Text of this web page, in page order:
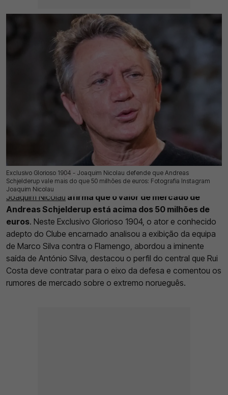
Exclusivo Glorioso 1904 - Joaquim Nicolau defende que Andreas
Schjelderup vale mais do que 50 milhões de euros: Fotografia Instagram
Joaquim Nicolau
16 Jul 2026 | 03:00 | 0
Joaquim Nicolau afirma que o valor de mercado de
Andreas Schjelderup está acima dos 50 milhões de
euros. Neste Exclusivo Glorioso 1904, o ator e conhecido
adepto do Clube encarnado analisou a exibição da equipa
de Marco Silva contra o Flamengo, abordou a iminente
saída de António Silva, destacou o perfil do central que Rui
Costa deve contratar para o eixo da defesa e comentou os
rumores de mercado sobre o extremo norueguês.